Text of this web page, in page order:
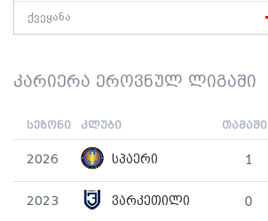
ქვეყანა
კარიერა ეროვნულ ლიგაში
სეზონი კლუბი თამაში
2026 სპაერი 1
2023 ვარკეთილი 0